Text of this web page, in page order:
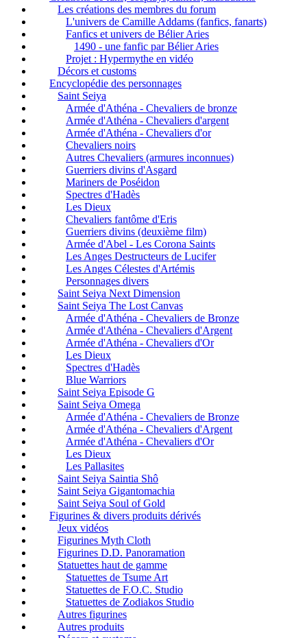
Les créations des membres du forum
L'univers de Camille Addams (fanfics, fanarts)
Fanfics et univers de Bélier Aries
1490 - une fanfic par Bélier Aries
Projet : Hypermythe en vidéo
Décors et customs
Encyclopédie des personnages
Saint Seiya
Armée d'Athéna - Chevaliers de bronze
Armée d'Athéna - Chevaliers d'argent
Armée d'Athéna - Chevaliers d'or
Chevaliers noirs
Autres Chevaliers (armures inconnues)
Guerriers divins d'Asgard
Mariners de Poséidon
Spectres d'Hadès
Les Dieux
Chevaliers fantôme d'Eris
Guerriers divins (deuxième film)
Armée d'Abel - Les Corona Saints
Les Anges Destructeurs de Lucifer
Les Anges Célestes d'Artémis
Personnages divers
Saint Seiya Next Dimension
Saint Seiya The Lost Canvas
Armée d'Athéna - Chevaliers de Bronze
Armée d'Athéna - Chevaliers d'Argent
Armée d'Athéna - Chevaliers d'Or
Les Dieux
Spectres d'Hadès
Blue Warriors
Saint Seiya Episode G
Saint Seiya Omega
Armée d'Athéna - Chevaliers de Bronze
Armée d'Athéna - Chevaliers d'Argent
Armée d'Athéna - Chevaliers d'Or
Les Dieux
Les Pallasites
Saint Seiya Saintia Shô
Saint Seiya Gigantomachia
Saint Seiya Soul of Gold
Figurines & divers produits dérivés
Jeux vidéos
Figurines Myth Cloth
Figurines D.D. Panoramation
Statuettes haut de gamme
Statuettes de Tsume Art
Statuettes de F.O.C. Studio
Statuettes de Zodiakos Studio
Autres figurines
Autres produits